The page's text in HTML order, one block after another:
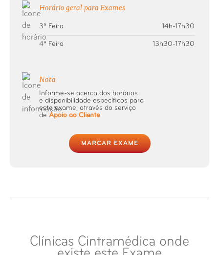
Raio-X Coluna Lombo-Sagrada
Raio-X Coluna Sagrada
Raio-X Coluna Vertebral
Raio-X Cotovelo
Raio-X Coxa ou Fémur
Raio-X Esterno
Horário geral para Exames
3ª Feira 14h-17h30
4ª Feira 13h30-17h30
Nota
Informe-se acerca dos horários
e disponibilidade específicos para
este exame, através do serviço
de Apoio ao Cliente
MARCAR EXAME
Clínicas Cintramédica onde